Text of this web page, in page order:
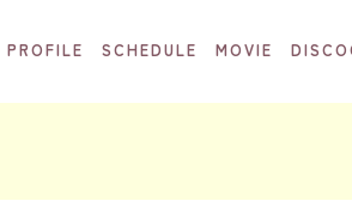
PROFILE SCHEDULE MOVIE